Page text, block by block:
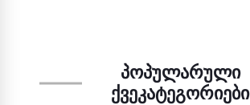
ᲞᲝᲞᲣᲚᲐᲠᲣᲚᲘ
ᲥᲕᲔᲙᲐᲢᲔᲒᲝᲠᲘᲔᲑᲘ